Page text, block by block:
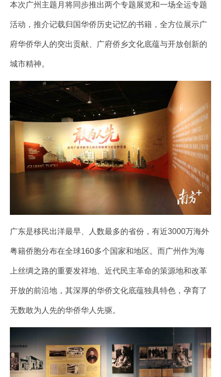
本次广州主题月将同步推出两个专题展览和一场全运专题
活动，推介记载归国华侨历史记忆的书籍，全方位展示广
府华侨华人的突出贡献、广府侨乡文化底蕴与开放创新的
城市精神。
广东是移民出洋最早、人数最多的省份，有近3000万海外
粤籍侨胞分布在全球160多个国家和地区。而广州作为海
上丝绸之路的重要发祥地、近代民主革命的策源地和改革
开放的前沿地，其深厚的华侨文化底蕴独具特色，孕育了
无数敢为人先的华侨华人先驱。